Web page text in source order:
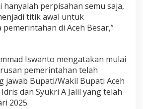
hanyalah perpisahan semu saja,
titik awal untuk
di Aceh Besar,”
Iswanto mengatakan mulai
pemerintahan telah
jawab Bupati/Wakil Bupati Aceh
dan Syukri A Jalil yang telah
2025.